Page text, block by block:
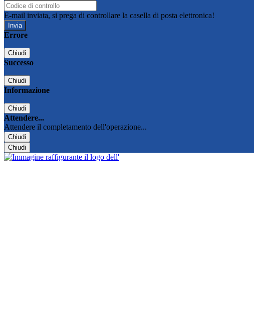
E-mail inviata, si prega di controllare la casella di posta elettronica!
Errore
Chiudi
Successo
Chiudi
Informazione
Chiudi
Attendere...
Attendere il completamento dell'operazione...
Chiudi
Chiudi